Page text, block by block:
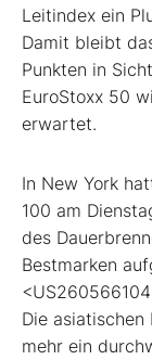
Leitindex ein
Damit bleibt
Punkten in
EuroStoxx 50
erwartet.
In New York
100 am
des
Bestmarken
Die
mehr ein